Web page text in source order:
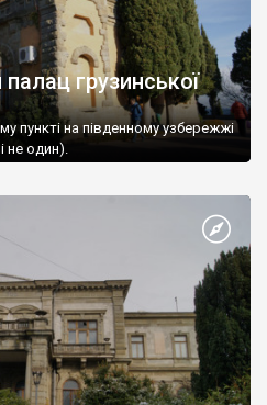
грузинської
пункті на південному узбережжі
не один).